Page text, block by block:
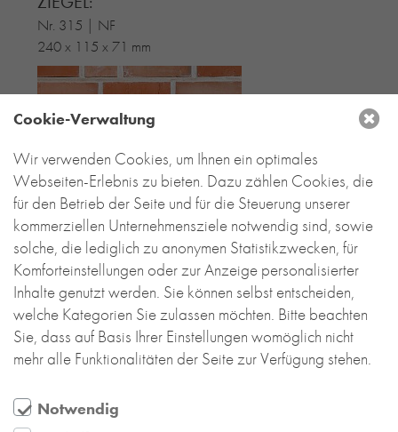
Nr. 315 | NF
240 x 115 x 71 mm
Cookie-Verwaltung
Wir verwenden Cookies, um Ihnen ein optimales
Webseiten-Erlebnis zu bieten. Dazu zählen Cookies, die
für den Betrieb der Seite und für die Steuerung unserer
kommerziellen Unternehmensziele notwendig sind, sowie
solche, die lediglich zu anonymen Statistikzwecken, für
Komforteinstellungen oder zur Anzeige personalisierter
Inhalte genutzt werden. Sie können selbst entscheiden,
welche Kategorien Sie zulassen möchten. Bitte beachten
Sie, dass auf Basis Ihrer Einstellungen womöglich nicht
mehr alle Funktionalitäten der Seite zur Verfügung stehen.
Notwendig